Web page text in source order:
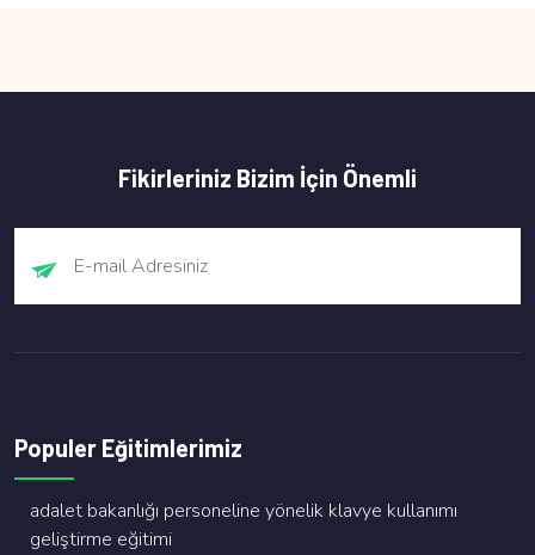
Fikirleriniz Bizim İçin Önemli
Populer Eğitimlerimiz
adalet bakanliği personeli̇ne yöneli̇k klavye kullanimi
geli̇şti̇rme eği̇ti̇mi̇